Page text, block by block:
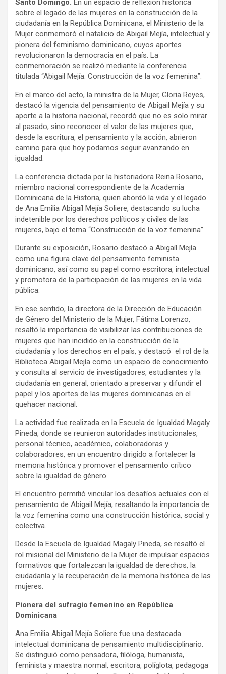
Santo Domingo. En un espacio de reflexión histórica
sobre el legado de las mujeres en la construcción de la
ciudadanía en la República Dominicana, el Ministerio de la
Mujer conmemoró el natalicio de Abigail Mejía, intelectual y
pionera del feminismo dominicano, cuyos aportes
revolucionaron la democracia en el país. La
conmemoración se realizó mediante la conferencia
titulada “Abigail Mejía: Construcción de la voz femenina”.
En el marco del acto, la ministra de la Mujer, Gloria Reyes,
destacó la vigencia del pensamiento de Abigail Mejía y su
aporte a la historia nacional, recordó que no es solo mirar
al pasado, sino reconocer el valor de las mujeres que,
desde la escritura, el pensamiento y la acción, abrieron
camino para que hoy podamos seguir avanzando en
igualdad.
La conferencia dictada por la historiadora Reina Rosario,
miembro nacional correspondiente de la Academia
Dominicana de la Historia, quien abordó la vida y el legado
de Ana Emilia Abigaíl Mejía Soliere, destacando su lucha
indetenible por los derechos políticos y civiles de las
mujeres, bajo el tema “Construcción de la voz femenina”.
Durante su exposición, Rosario destacó a Abigaíl Mejía
como una figura clave del pensamiento feminista
dominicano, así como su papel como escritora, intelectual
y promotora de la participación de las mujeres en la vida
pública.
En ese sentido, la directora de la Dirección de Educación
de Género del Ministerio de la Mujer, Fátima Lorenzo,
resaltó la importancia de visibilizar las contribuciones de
mujeres que han incidido en la construcción de la
ciudadanía y los derechos en el país, y destacó el rol de la
Biblioteca Abigail Mejía como un espacio de conocimiento
y consulta al servicio de investigadores, estudiantes y la
ciudadanía en general, orientado a preservar y difundir el
papel y los aportes de las mujeres dominicanas en el
quehacer nacional.
La actividad fue realizada en la Escuela de Igualdad Magaly
Pineda, donde se reunieron autoridades institucionales,
personal técnico, académico, colaboradoras y
colaboradores, en un encuentro dirigido a fortalecer la
memoria histórica y promover el pensamiento crítico
sobre la igualdad de género.
El encuentro permitió vincular los desafíos actuales con el
pensamiento de Abigail Mejía, resaltando la importancia de
la voz femenina como una construcción histórica, social y
colectiva.
Desde la Escuela de Igualdad Magaly Pineda, se resaltó el
rol misional del Ministerio de la Mujer de impulsar espacios
formativos que fortalezcan la igualdad de derechos, la
ciudadanía y la recuperación de la memoria histórica de las
mujeres.
Pionera del sufragio femenino en República
Dominicana
Ana Emilia Abigaíl Mejía Soliere fue una destacada
intelectual dominicana de pensamiento multidisciplinario.
Se distinguió como pensadora, filóloga, humanista,
feminista y maestra normal, escritora, políglota, pedagoga